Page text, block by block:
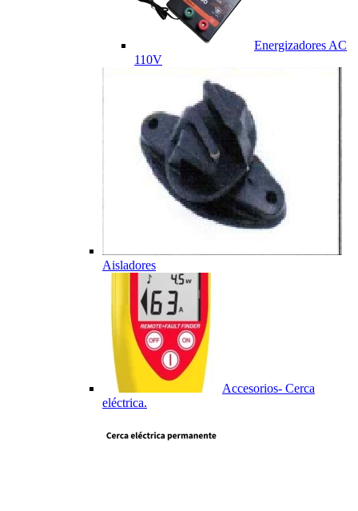
Energizadores AC
110V
Aisladores
Accesorios- Cerca
eléctrica.